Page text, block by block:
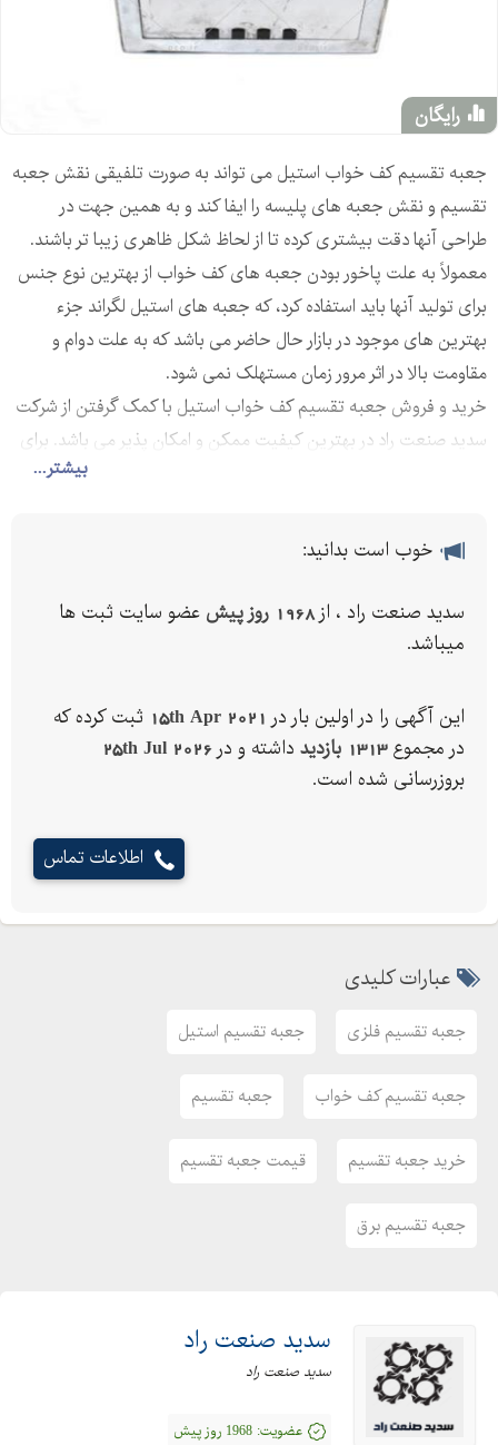
رایگان
بیشتر...
جعبه تقسیم کف خواب استیل می ‌تواند به صورت تلفیقی نقش جعبه
تقسیم و نقش جعبه های پلیسه را ایفا کند و به همین جهت در
طراحی آنها دقت بیشتری کرده تا از لحاظ شکل ظاهری زیبا تر باشند.
معمولاً به علت پاخور بودن جعبه های کف خواب از بهترین نوع جنس
برای تولید آنها باید استفاده کرد، که جعبه های استیل لگراند جزء
بهترین های موجود در بازار حال حاضر می باشد که به علت دوام و
مقاومت بالا در اثر مرور زمان مستهلک نمی شود.
خرید و فروش جعبه تقسیم کف خواب استیل با کمک گرفتن از شرکت
سدید صنعت راد در بهترین کیفیت ممکن و امکان پذیر می باشد. برای
تهیه بهترین قیمت جعبه تقسیم کف خواب استیل همین حالا با
خوب است بدانید:
سدید صنعت راد ، از1968 روز پیش
عضو سایت ثبت ها
میباشد.
این آگهی را در اولین بار در 15th Apr 2021 ثبت کرده که
در مجموع1313 بازدید داشته و در 25th Jul 2026
بروزرسانی شده است.
اطلاعات تماس
عبارات کلیدی
جعبه تقسیم فلزی جعبه تقسیم استیل
جعبه تقسیم کف خواب جعبه تقسیم
خرید جعبه تقسیم قیمت جعبه تقسیم
جعبه تقسیم برق
سدید صنعت راد
سدید صنعت راد
عضویت: 1968 روز پیش